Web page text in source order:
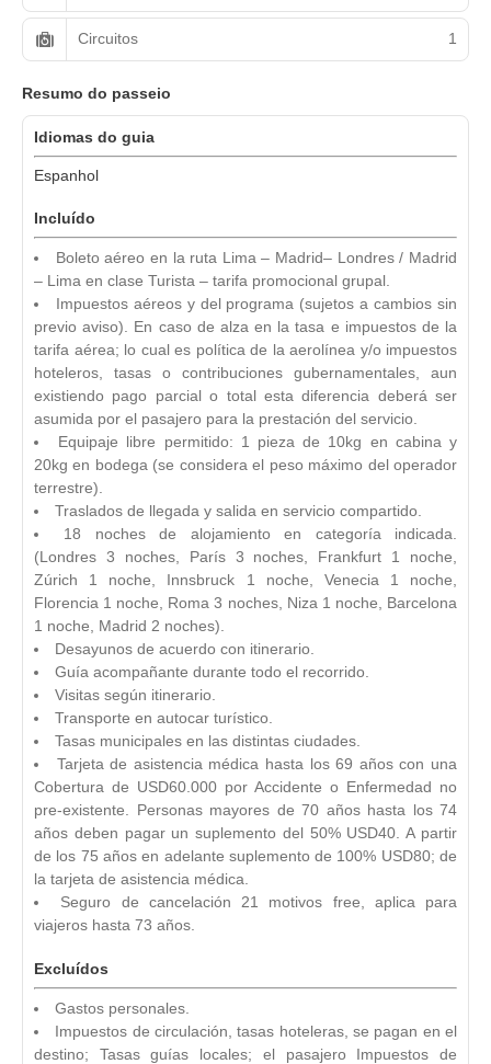
Circuitos 1
Resumo do passeio
Idiomas do guia
Espanhol
Incluído
Boleto aéreo en la ruta Lima – Madrid– Londres / Madrid
– Lima en clase Turista – tarifa promocional grupal.
Impuestos aéreos y del programa (sujetos a cambios sin
previo aviso). En caso de alza en la tasa e impuestos de la
tarifa aérea; lo cual es política de la aerolínea y/o impuestos
hoteleros, tasas o contribuciones gubernamentales, aun
existiendo pago parcial o total esta diferencia deberá ser
asumida por el pasajero para la prestación del servicio.
Equipaje libre permitido: 1 pieza de 10kg en cabina y
20kg en bodega (se considera el peso máximo del operador
terrestre).
Traslados de llegada y salida en servicio compartido.
18 noches de alojamiento en categoría indicada.
(Londres 3 noches, París 3 noches, Frankfurt 1 noche,
Zúrich 1 noche, Innsbruck 1 noche, Venecia 1 noche,
Florencia 1 noche, Roma 3 noches, Niza 1 noche, Barcelona
1 noche, Madrid 2 noches).
Desayunos de acuerdo con itinerario.
Guía acompañante durante todo el recorrido.
Visitas según itinerario.
Transporte en autocar turístico.
Tasas municipales en las distintas ciudades.
Tarjeta de asistencia médica hasta los 69 años con una
Cobertura de USD60.000 por Accidente o Enfermedad no
pre-existente. Personas mayores de 70 años hasta los 74
años deben pagar un suplemento del 50% USD40. A partir
de los 75 años en adelante suplemento de 100% USD80; de
la tarjeta de asistencia médica.
Seguro de cancelación 21 motivos free, aplica para
viajeros hasta 73 años.
Excluídos
Gastos personales.
Impuestos de circulación, tasas hoteleras, se pagan en el
destino; Tasas guías locales; el pasajero Impuestos de